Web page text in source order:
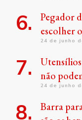
Pegador
escolher
24 de junho
não
24 de junho
Barra